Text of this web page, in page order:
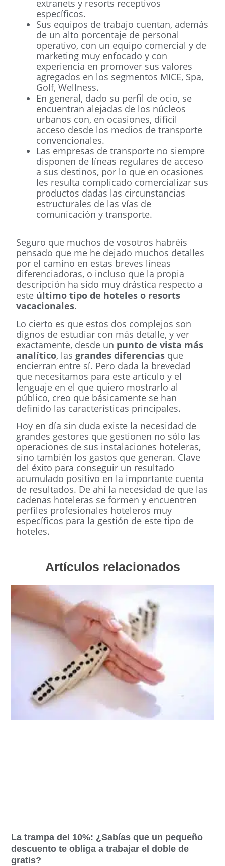
extranets y resorts receptivos
específicos.
Sus equipos de trabajo cuentan, además
de un alto porcentaje de personal
operativo, con un equipo comercial y de
marketing muy enfocado y con
experiencia en promover sus valores
agregados en los segmentos MICE, Spa,
Golf, Wellness.
En general, dado su perfil de ocio, se
encuentran alejadas de los núcleos
urbanos con, en ocasiones, difícil
acceso desde los medios de transporte
convencionales.
Las empresas de transporte no siempre
disponen de líneas regulares de acceso
a sus destinos, por lo que en ocasiones
les resulta complicado comercializar sus
productos dadas las circunstancias
estructurales de las vías de
comunicación y transporte.
Seguro que muchos de vosotros habréis
pensado que me he dejado muchos detalles
por el camino en estas breves líneas
diferenciadoras, o incluso que la propia
descripción ha sido muy drástica respecto a
este último tipo de hoteles o resorts
vacacionales.
Lo cierto es que estos dos complejos son
dignos de estudiar con más detalle, y ver
exactamente, desde un punto de vista más
analítico, lasgrandes diferencias que
encierran entre sí. Pero dada la brevedad
que necesitamos para este artículo y el
lenguaje en el que quiero mostrarlo al
público, creo que básicamente se han
definido las características principales.
Hoy en día sin duda existe la necesidad de
grandes gestores que gestionen no sólo las
operaciones de sus instalaciones hoteleras,
sino también los gastos que generan. Clave
del éxito para conseguir un resultado
acumulado positivo en la importante cuenta
de resultados. De ahí la necesidad de que las
cadenas hoteleras se formen y encuentren
perfiles profesionales hoteleros muy
específicos para la gestión de este tipo de
hoteles.
Artículos relacionados
La trampa del 10%: ¿Sabías que un pequeño
descuento te obliga a trabajar el doble de
gratis?